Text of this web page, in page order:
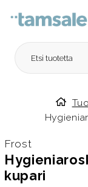
Frost
kupari